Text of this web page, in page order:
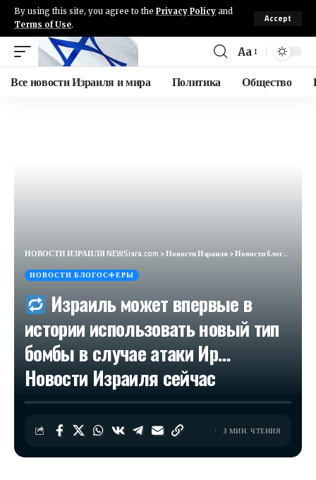
By using this site, you agree to the Privacy Policy and
Terms of Use.
Accept
Aa
Все новости Израиля и мира Политика Общество
НОВОСТИ ИЗРАИЛЯ NEWSisra.com >Новости Израиля>Новости блогосферы
НОВОСТИ БЛОГОСФЕРЫ
Израиль может впервые в
истории использовать новый тип
бомбы в случае атаки Ир…​
Новости Израиля сейчас
3 МИН. ЧТЕНИЯ